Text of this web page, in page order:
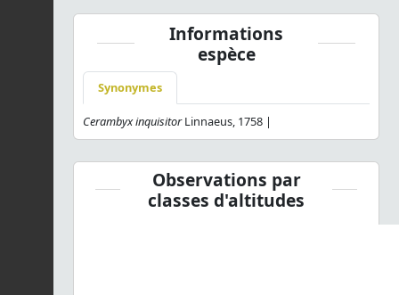
Informations
espèce
Synonymes
Cerambyx inquisitorLinnaeus, 1758 |
Observations par
classes d'altitudes